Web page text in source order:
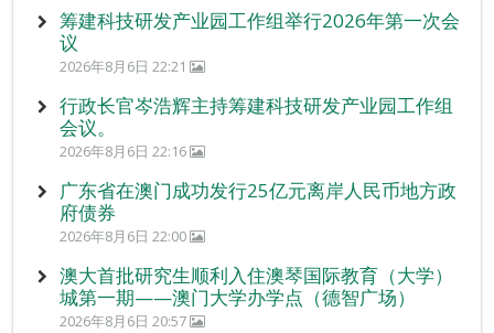
筹建科技研发产业园工作组举行2026年第一次会
议
2026年8月6日 22:21
行政长官岑浩辉主持筹建科技研发产业园工作组
会议。
2026年8月6日 22:16
广东省在澳门成功发行25亿元离岸人民币地方政
府债券
2026年8月6日 22:00
澳大首批研究生顺利入住澳琴国际教育（大学）
城第一期——澳门大学办学点（德智广场）
2026年8月6日 20:57